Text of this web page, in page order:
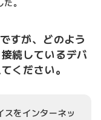
。
すが、どのよう
続しているデバ
ください。
スをインターネッ